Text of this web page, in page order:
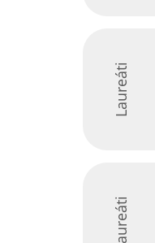
Laureáti
Laureáti